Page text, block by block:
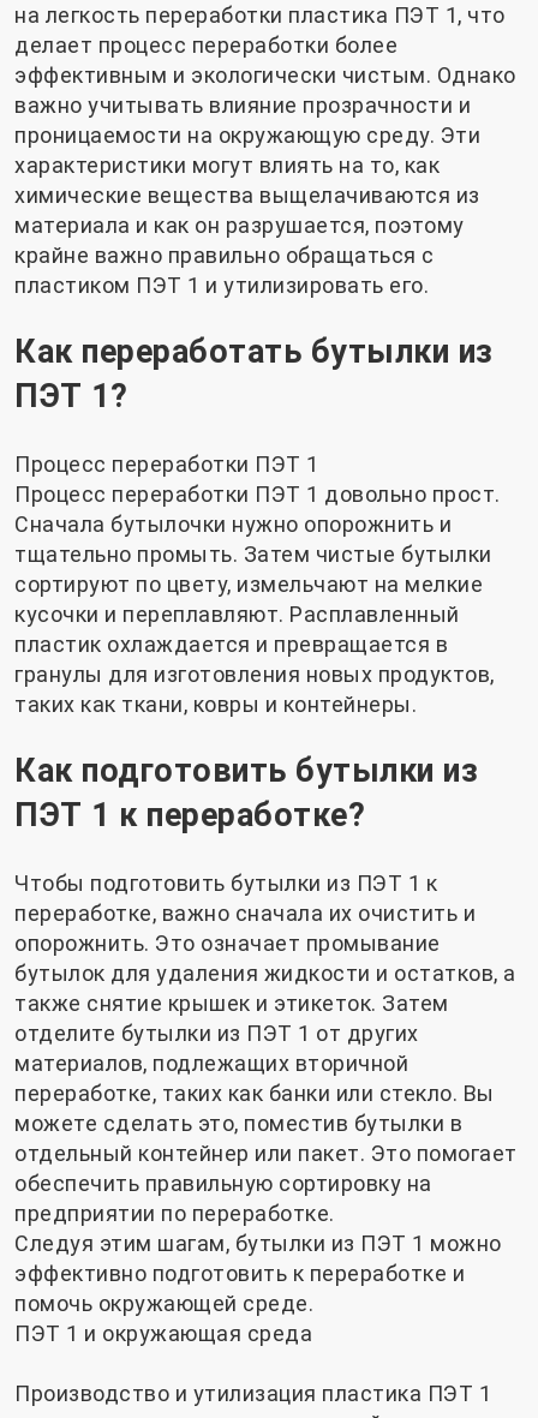
на легкость переработки пластика ПЭТ 1, что
делает процесс переработки более
эффективным и экологически чистым. Однако
важно учитывать влияние прозрачности и
проницаемости на окружающую среду. Эти
характеристики могут влиять на то, как
химические вещества выщелачиваются из
материала и как он разрушается, поэтому
крайне важно правильно обращаться с
пластиком ПЭТ 1 и утилизировать его.
Как переработать бутылки из
ПЭТ 1?
Процесс переработки ПЭТ 1
Процесс переработки ПЭТ 1 довольно прост.
Сначала бутылочки нужно опорожнить и
тщательно промыть. Затем чистые бутылки
сортируют по цвету, измельчают на мелкие
кусочки и переплавляют. Расплавленный
пластик охлаждается и превращается в
гранулы для изготовления новых продуктов,
таких как ткани, ковры и контейнеры.
Как подготовить бутылки из
ПЭТ 1 к переработке?
Чтобы подготовить бутылки из ПЭТ 1 к
переработке, важно сначала их очистить и
опорожнить. Это означает промывание
бутылок для удаления жидкости и остатков, а
также снятие крышек и этикеток. Затем
отделите бутылки из ПЭТ 1 от других
материалов, подлежащих вторичной
переработке, таких как банки или стекло. Вы
можете сделать это, поместив бутылки в
отдельный контейнер или пакет. Это помогает
обеспечить правильную сортировку на
предприятии по переработке.
Следуя этим шагам, бутылки из ПЭТ 1 можно
эффективно подготовить к переработке и
помочь окружающей среде.
ПЭТ 1 и окружающая среда
Производство и утилизация пластика ПЭТ 1